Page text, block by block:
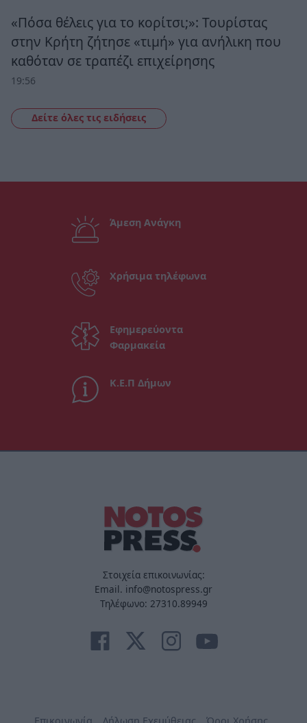
«Πόσα θέλεις για το κορίτσι;»: Τουρίστας
στην Κρήτη ζήτησε «τιμή» για ανήλικη που
καθόταν σε τραπέζι επιχείρησης
19:56
Δείτε όλες τις ειδήσεις
Άμεση Ανάγκη
Χρήσιμα τηλέφωνα
Εφημερεύοντα
Φαρμακεία
Κ.Ε.Π Δήμων
Στοιχεία επικοινωνίας:
Email. info@notospress.gr
Τηλέφωνο: 27310.89949